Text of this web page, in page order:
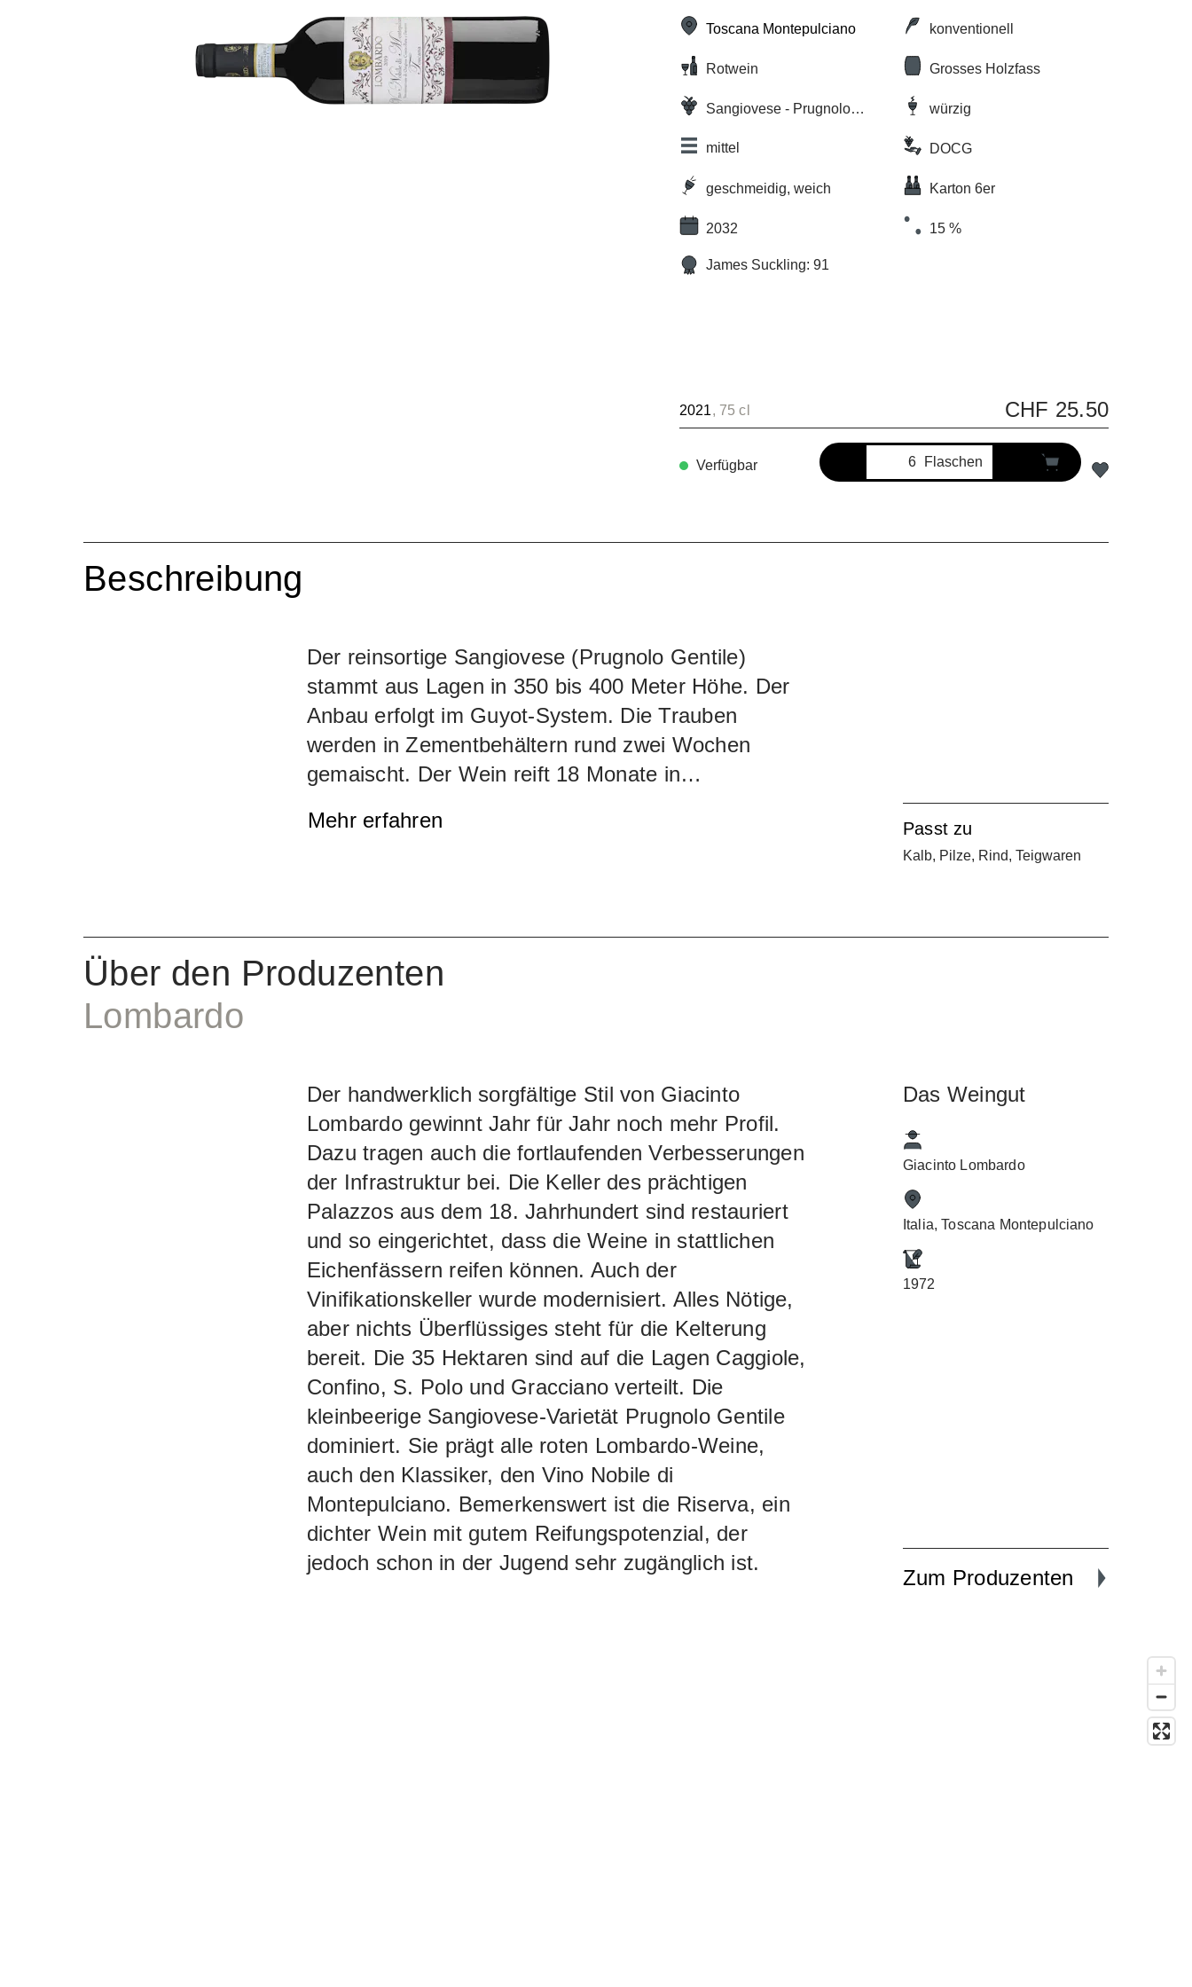
Bildergalerie überspringen Toscana Montepulciano konventionell
Rotwein Grosses Holzfass
Sangiovese - Prugnolo
würzig
mittel DOCG
geschmeidig, weich Karton 6er
2032 15 %
James Suckling: 91
2021, 75 cl CHF 25.50
Verfügbar Flaschen
Beschreibung
Der reinsortige Sangiovese (Prugnolo Gentile)
stammt aus Lagen in 350 bis 400 Meter Höhe. Der
Anbau erfolgt im Guyot-System. Die Trauben
werden in Zementbehältern rund zwei Wochen
gemaischt. Der Wein reift 18 Monate in
Holzgebinden. Sein intensives Bouquet erinnert an
Mehr erfahren Passt zu
Kalb, Pilze, Rind, Teigwaren
Über den Produzenten
Lombardo
Der handwerklich sorgfältige Stil von Giacinto
Lombardo gewinnt Jahr für Jahr noch mehr Profil.
Dazu tragen auch die fortlaufenden Verbesserungen
der Infrastruktur bei. Die Keller des prächtigen
Palazzos aus dem 18. Jahrhundert sind restauriert
und so eingerichtet, dass die Weine in stattlichen
Eichenfässern reifen können. Auch der
Vinifikationskeller wurde modernisiert. Alles Nötige,
aber nichts Überflüssiges steht für die Kelterung
bereit. Die 35 Hektaren sind auf die Lagen Caggiole,
Confino, S. Polo und Gracciano verteilt. Die
kleinbeerige Sangiovese-Varietät Prugnolo Gentile
dominiert. Sie prägt alle roten Lombardo-Weine,
auch den Klassiker, den Vino Nobile di
Montepulciano. Bemerkenswert ist die Riserva, ein
dichter Wein mit gutem Reifungspotenzial, der
jedoch schon in der Jugend sehr zugänglich ist.
Das Weingut
Giacinto Lombardo
Italia, Toscana Montepulciano
1972
Zum Produzenten